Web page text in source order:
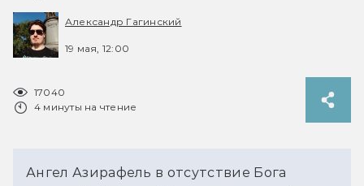
Александр Гагинский
19 мая, 12:00
17040
4 минуты на чтение
Ангел Азирафель в отсутствие Бога